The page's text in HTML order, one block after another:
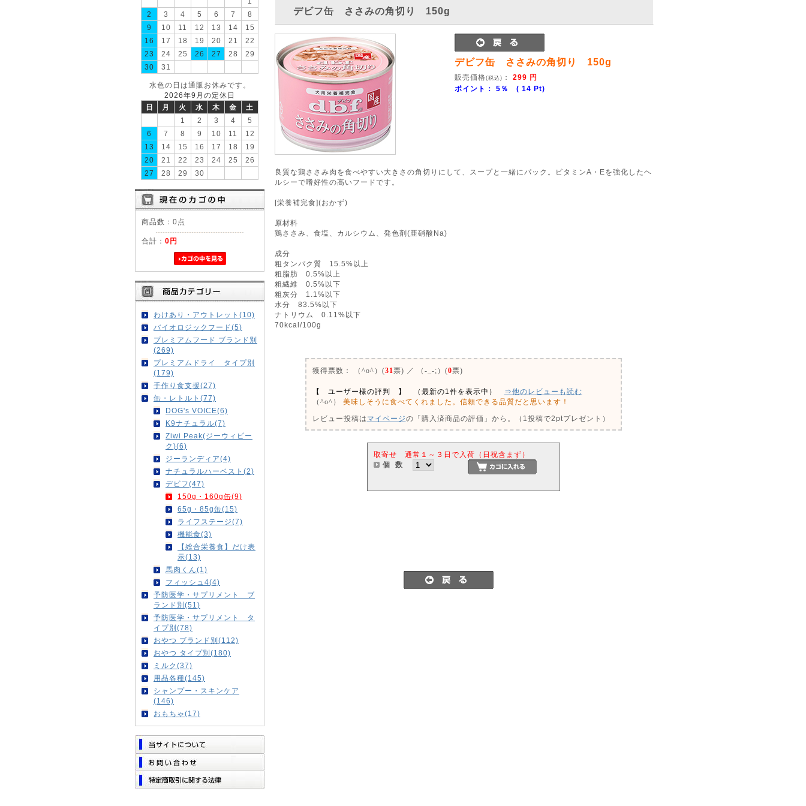
2
3 4 5 6 7
8
9
10 11 12 13 14
15
16
17 18 19 20 21
22
23
24 25 26 27 28
29
30
31
水色の日は通販お休みです。
2026年9月の定休日
日
月 火 水 木 金
土
1
2 3 4
5
6
7 8 9 10 11
12
13
14 15 16 17 18
19
20
21 22 23 24 25
26
27
28 29 30
商品数：0点
合計： 0円
わけあり・アウトレット(10)
バイオロジックフード(5)
プレミアムフード ブランド別
(269)
プレミアムドライ タイプ別
(179)
手作り食支援(27)
缶・レトルト(77)
DOG's VOICE(6)
K9ナチュラル(7)
Ziwi Peak(ジーウィピー
ク)(6)
ジーランディア(4)
ナチュラルハーベスト(2)
デビフ(47)
150g・160g缶(9)
65g・85g缶(15)
ライフステージ(7)
機能食(3)
【総合栄養食】だけ表
示(13)
馬肉くん(1)
フィッシュ4(4)
予防医学・サプリメント ブ
ランド別(51)
予防医学・サプリメント タ
イプ別(78)
おやつ ブランド別(112)
おやつ タイプ別(180)
ミルク(37)
用品各種(145)
シャンプー・スキンケア
(146)
おもちゃ(17)
デビフ缶 ささみの角切り 150g
デビフ缶 ささみの角切り 150g
販売価格(税込) ： 299 円
ポイント： 5％ ( 14 Pt)
良質な鶏ささみ肉を食べやすい大きさの角切りにして、スープと一緒にパック。ビタミンA・Eを強化したヘ
ルシーで嗜好性の高いフードです。
[栄養補完食](おかず)
原材料
鶏ささみ、食塩、カルシウム、発色剤(亜硝酸Na)
成分
粗タンパク質 15.5%以上
粗脂肪 0.5%以上
粗繊維 0.5%以下
粗灰分 1.1%以下
水分 83.5%以下
ナトリウム 0.11%以下
70kcal/100g
獲得票数： （^o^）(31票) ／ （-_-;）(0票)
【 ユーザー様の評判 】 （最新の1件を表示中）
⇒他のレビューも読む
（^o^）
美味しそうに食べてくれました。信頼できる品質だと思います！
レビュー投稿は マイページの「購入済商品の評価」から。（1投稿で2ptプレゼント）
取寄せ 通常１～３日で入荷（日祝含まず）
個 数